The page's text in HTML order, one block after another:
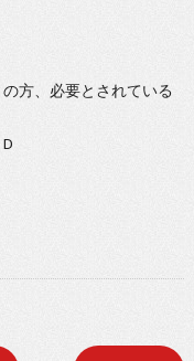
方、必要とされている